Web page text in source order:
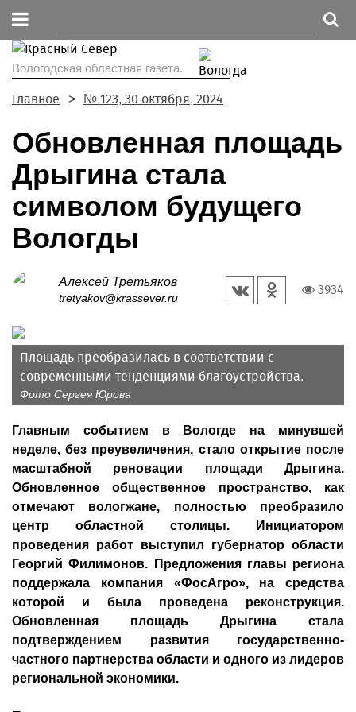
Вологодская областная газета.
Главное № 123, 30 октября, 2024
Обновленная площадь
Дрыгина стала
символом будущего
Вологды
Алексей Третьяков
tretyakov@krassever.ru
3934
Площадь преобразилась в соответствии с
современными тенденциями благоустройства.
Фото Сергея Юрова
Главным событием в Вологде на минувшей
неделе, без преувеличения, стало открытие после
масштабной реновации площади Дрыгина.
Обновленное общественное пространство, как
отмечают вологжане, полностью преобразило
центр областной столицы. Инициатором
проведения работ выступил губернатор области
Георгий Филимонов. Предложения главы региона
поддержала компания «ФосАгро», на средства
которой и была проведена реконструкция.
Обновленная площадь Дрыгина стала
подтверждением развития государственно-
частного партнерства области и одного из лидеров
региональной экономики.